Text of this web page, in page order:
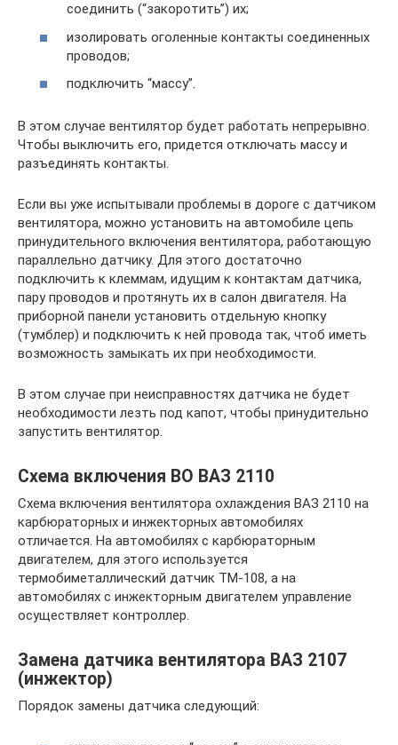
соединить (“закоротить”) их;
изолировать оголенные контакты соединенных
проводов;
подключить “массу”.
В этом случае вентилятор будет работать непрерывно.
Чтобы выключить его, придется отключать массу и
разъединять контакты.
Если вы уже испытывали проблемы в дороге с датчиком
вентилятора, можно установить на автомобиле цепь
принудительного включения вентилятора, работающую
параллельно датчику. Для этого достаточно
подключить к клеммам, идущим к контактам датчика,
пару проводов и протянуть их в салон двигателя. На
приборной панели установить отдельную кнопку
(тумблер) и подключить к ней провода так, чтоб иметь
возможность замыкать их при необходимости.
В этом случае при неисправностях датчика не будет
необходимости лезть под капот, чтобы принудительно
запустить вентилятор.
Схема включения ВО ВАЗ 2110
Схема включения вентилятора охлаждения ВАЗ 2110 на
карбюраторных и инжекторных автомобилях
отличается. На автомобилях с карбюраторным
двигателем, для этого используется
термобиметаллический датчик ТМ-108, а на
автомобилях с инжекторным двигателем управление
осуществляет контроллер.
Замена датчика вентилятора ВАЗ 2107
(инжектор)
Порядок замены датчика следующий: